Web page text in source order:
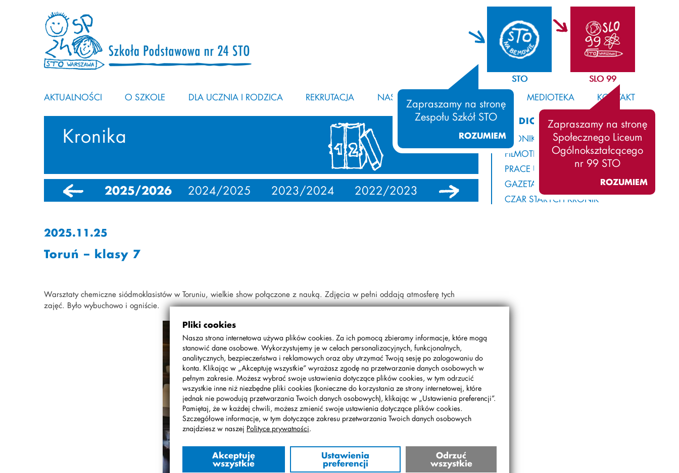
Pliki cookies
Nasza strona internetowa używa plików cookies. Za ich pomocą zbieramy informacje, które mogą
stanowić dane osobowe. Wykorzystujemy je w celach personalizacyjnych, funkcjonalnych,
analitycznych, bezpieczeństwa i reklamowych oraz aby utrzymać Twoją sesję po zalogowaniu do
konta. Klikając w „Akceptuję wszystkie” wyrażasz zgodę na przetwarzanie danych osobowych w
pełnym zakresie. Możesz wybrać swoje ustawienia dotyczące plików cookies, w tym odrzucić
wszystkie inne niż niezbędne pliki cookies (konieczne do korzystania ze strony internetowej, które
jednak nie powodują przetwarzania Twoich danych osobowych), klikając w „Ustawienia preferencji”.
Pamiętaj, że w każdej chwili, możesz zmienić swoje ustawienia dotyczące plików cookies.
Szczegółowe informacje, w tym dotyczące zakresu przetwarzania Twoich danych osobowych
znajdziesz w naszej Polityce prywatności.
Akceptuję
wszystkie
Ustawienia
preferencji
Odrzuć
wszystkie
STO
Zapraszamy na stronę
Zespołu Szkół STO
ROZUMIEM
SLO 99
Zapraszamy na stronę
Społecznego Liceum
Ogólnokształcącego
nr 99 STO
ROZUMIEM
AKTUALNOŚCI O SZKOLE DLA UCZNIA I RODZICA REKRUTACJA NASZ ZESPÓŁ MEDIOTEKA KONTAKT
Kronika
2025/2026 2024/2025 2023/2024 2022/2023 2021/2022 2020/2021 2019/2020
2025.11.25
Toruń – klasy 7
Warsztaty chemiczne siódmoklasistów w Toruniu, wielkie show połączone z nauką. Zdjęcia w pełni oddają atmosferę tych
zajęć. Było wybuchowo i ogniście.
MEDIOTEKA
KRONIKA
FILMOTEKA
PRACE UCZNIÓW
GAZETA Z ROGAMI
CZAR STARYCH KRONIK